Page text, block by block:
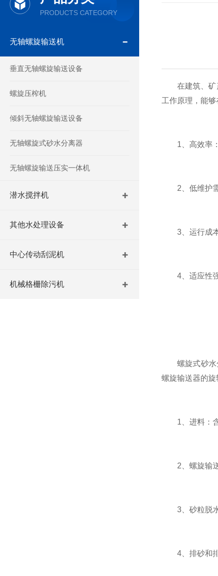
PRODUCTS CATEGORY
无轴螺旋输送机
垂直无轴螺旋输送设备
螺旋压榨机
倾斜无轴螺旋输送设备
无轴螺旋式砂水分离器
无轴螺旋输送压实一体机
潜水搅拌机
其他水处理设备
中心传动刮泥机
机械格栅除污机
在建筑、矿产
工作原理，能
1、高效率：
2、低维护需
3、运行成本
4、适应性强
螺旋式砂水分
螺旋输送器的
1、进料：含
2、螺旋输送
3、砂粒脱水
4、排砂和排